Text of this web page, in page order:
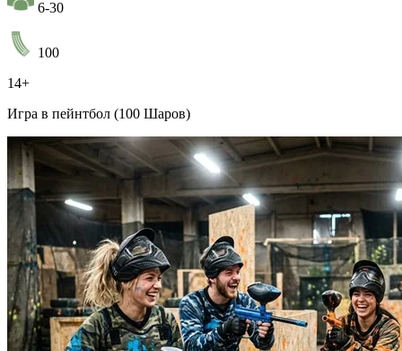
6-30
100
14+
Игра в пейнтбол (100 Шаров)